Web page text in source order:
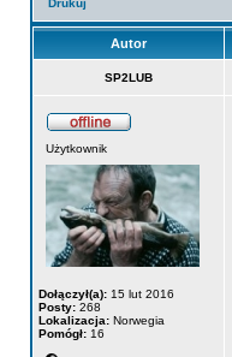
Drukuj
Autor
SP2LUB
Użytkownik
Dołączył(a): 15 lut 2016
Posty: 268
Lokalizacja: Norwegia
Pomógł: 16